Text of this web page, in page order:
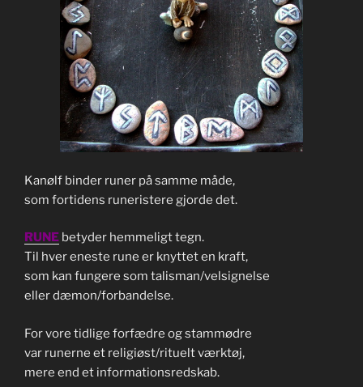
Kanølf binder runer på samme måde,
som fortidens runeristere gjorde det.
RUNE betyder hemmeligt tegn.
Til hver eneste rune er knyttet en kraft,
som kan fungere som talisman/velsignelse
eller dæmon/forbandelse.
For vore tidlige forfædre og stammødre
var runerne et religiøst/rituelt værktøj,
mere end et informationsredskab.